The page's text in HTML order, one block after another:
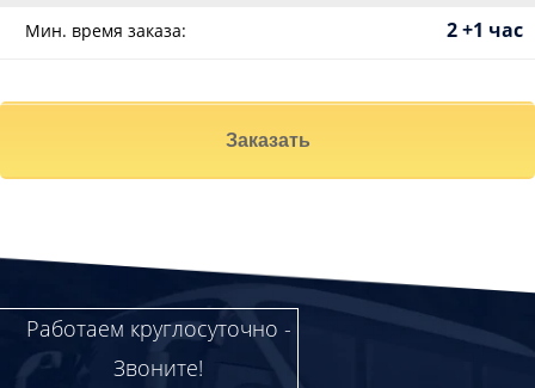
Мин. время заказа: 2 +1 час
Заказать
Работаем круглосуточно -
Звоните!